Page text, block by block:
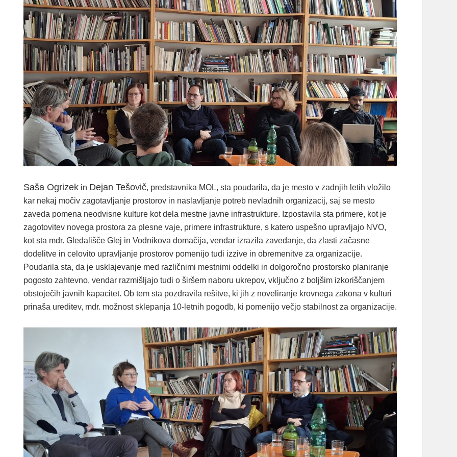
Saša Ogrizekin Dejan Tešovič, predstavnika MOL, sta poudarila, da je mesto v zadnjih letih vložilo
kar nekaj močiv zagotavljanje prostorov in naslavljanje potreb nevladnih organizacij, saj se mesto
zaveda pomena neodvisne kulture kot dela mestne javne infrastrukture. Izpostavila sta primere, kot je
zagotovitev novega prostora za plesne vaje, primere infrastrukture, s katero uspešno upravljajo NVO,
kot sta mdr. Gledališče Glej in Vodnikova domačija, vendar izrazila zavedanje, da zlasti začasne
dodelitve in celovito upravljanje prostorov pomenijo tudi izzive in obremenitve za organizacije.
Poudarila sta, da je usklajevanje med različnimi mestnimi oddelki in dolgoročno prostorsko planiranje
pogosto zahtevno, vendar razmišljajo tudi o širšem naboru ukrepov, vključno z boljšim izkoriščanjem
obstoječih javnih kapacitet. Ob tem sta pozdravila rešitve, ki jih z noveliranje krovnega zakona v kulturi
prinaša ureditev, mdr. možnost sklepanja 10-letnih pogodb, ki pomenijo večjo stabilnost za organizacije.